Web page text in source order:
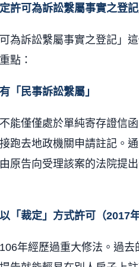
許可為訴訟繫屬事實之登記
為訴訟繫屬事實之登記」
點：
「民事訴訟繫屬」
能僅僅處於單純寄存證信
跑去地政機關申請註記。
原告向受理該案的法院提
「裁定」方式許可（2017
年經歷過重大修法。過